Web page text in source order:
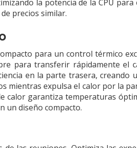
la potencia de la CPU
precios similar.
para un control térmico
para transferir rápidamente el
en la parte trasera, creando
mientras expulsa el calor por la
calor garantiza temperaturas
un diseño compacto.